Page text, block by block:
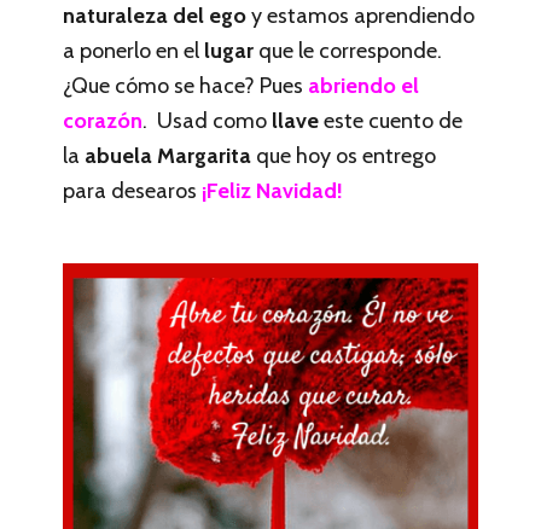
naturaleza del egoy estamos aprendiendo
a ponerlo en el lugar que le corresponde.
¿Que cómo se hace? Pues abriendo el
corazón. Usad como llaveeste cuento de
la abuela Margarita que hoy os entrego
para desearos ¡Feliz Navidad!